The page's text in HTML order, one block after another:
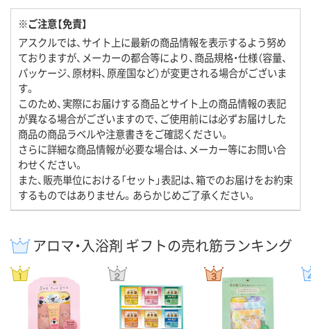
※ご注意【免責】
アスクルでは、サイト上に最新の商品情報を表示するよう努め
ておりますが、メーカーの都合等により、商品規格・仕様（容量、
パッケージ、原材料、原産国など）が変更される場合がございま
す。
このため、実際にお届けする商品とサイト上の商品情報の表記
が異なる場合がございますので、ご使用前には必ずお届けした
商品の商品ラベルや注意書きをご確認ください。
さらに詳細な商品情報が必要な場合は、メーカー等にお問い合
わせください。
また、販売単位における「セット」表記は、箱でのお届けをお約束
するものではありません。あらかじめご了承ください。
アロマ・入浴剤 ギフトの売れ筋ランキング